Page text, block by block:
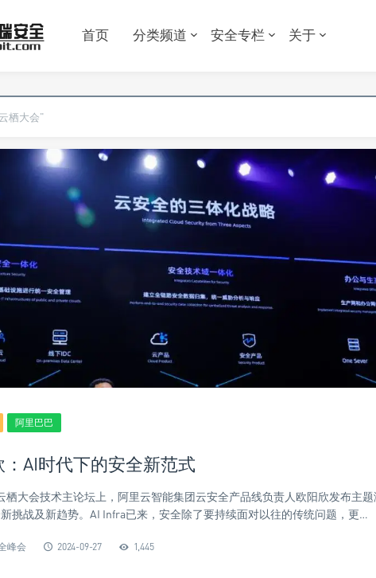
首页 分类频道 安全专栏 关于
栖大会"
阿里巴巴
AI时代下的安全新范式
栖大会技术主论坛上，阿里云智能集团云安全产品线负责人欧阳欣发布主
挑战及新趋势。AI Infra已来，安全除了要持续面对以往的传统问题，更…
峰会 2024-09-27 1,445